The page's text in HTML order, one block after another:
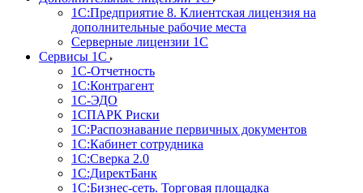
1С:Предприятие 8. Клиентская лицензия на
дополнительные рабочие места
Серверные лицензии 1С
Сервисы 1С
1С-Отчетность
1С:Контрагент
1С-ЭДО
1СПАРК Риски
1С:Распознавание первичных документов
1С:Кабинет сотрудника
1С:Сверка 2.0
1С:ДиректБанк
1С:Бизнес-сеть. Торговая площадка